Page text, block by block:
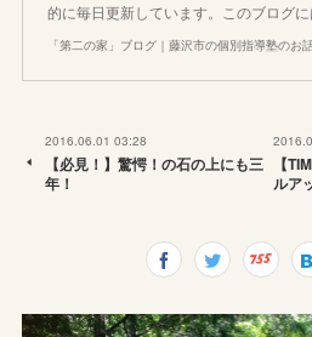
的に毎日更新しています。このブログ
「第二の家」ブログ｜藤沢市の個別指導塾のお
2016.06.01 03:28
【必見！】驚愕！の石の上にも三
年！
【
ルア